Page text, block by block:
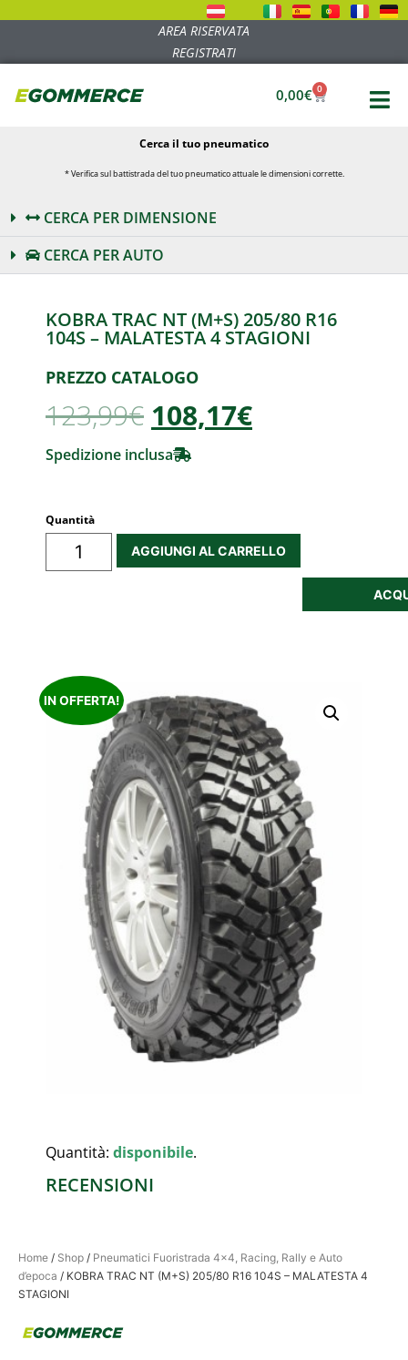
AREA RISERVATA
REGISTRATI
0,00€ 0
Cerca il tuo pneumatico
* Verifica sul battistrada del tuo pneumatico attuale le dimensioni corrette.
CERCA PER DIMENSIONE
CERCA PER AUTO
Home / Shop / Pneumatici Fuoristrada 4x4, Racing, Rally e Auto
d’epoca / KOBRA TRAC NT (M+S) 205/80 R16 104S – MALATESTA 4
STAGIONI
KOBRA TRAC NT (M+S) 205/80 R16
104S – MALATESTA 4 STAGIONI
PREZZO CATALOGO
123,99€ 108,17€
Spedizione inclusa
Quantità
AGGIUNGI AL CARRELLO
IN OFFERTA!
Quantità: disponibile.
RECENSIONI